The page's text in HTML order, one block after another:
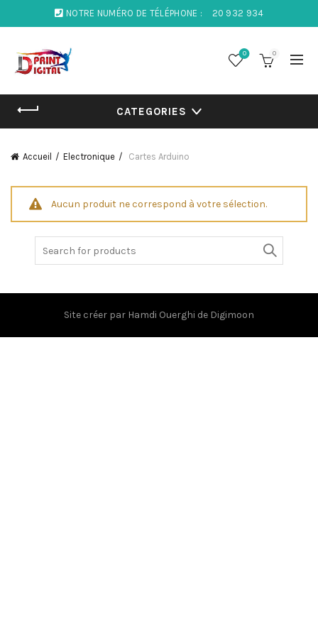
NOTRE NUMÉRO DE TÉLÉPHONE : 20 932 934
0 0
CATEGORIES
Accueil Electronique Cartes Arduino
Aucun produit ne correspond à votre sélection.
Site créer par Hamdi Ouerghi de Digimoon